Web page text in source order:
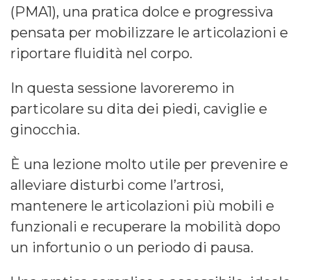
(PMA1), una pratica dolce e progressiva
pensata per mobilizzare le articolazioni e
riportare fluidità nel corpo.
In questa sessione lavoreremo in
particolare su dita dei piedi, caviglie e
ginocchia.
È una lezione molto utile per prevenire e
alleviare disturbi come l’artrosi,
mantenere le articolazioni più mobili e
funzionali e recuperare la mobilità dopo
un infortunio o un periodo di pausa.